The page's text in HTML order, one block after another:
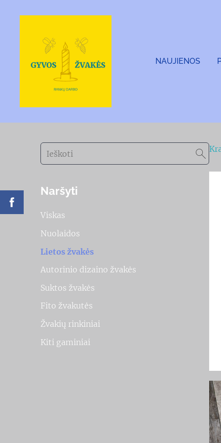
NAUJIENOS
Naršyti
Viskas
Nuolaidos
Lietos žvakės
Autorinio dizaino žvakės
Suktos žvakės
Fito žvakutės
Žvakių rinkiniai
Kiti gaminiai